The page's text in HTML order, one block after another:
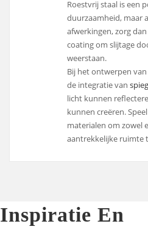
Roestvrij staal is een
duurzaamheid, maar
afwerkingen, zorg
coating om slijtage
weerstaan.
Bij het ontwerpen
de integratie van
licht kunnen
kunnen creëren.
materialen om zowel
aantrekkelijke ruimte
Inspiratie En